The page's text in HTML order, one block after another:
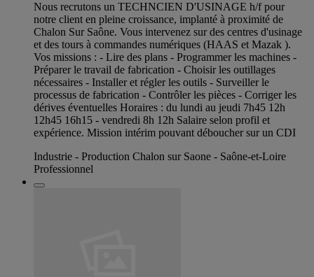
Nous recrutons un TECHNCIEN D'USINAGE h/f pour
notre client en pleine croissance, implanté à proximité de
Chalon Sur Saône. Vous intervenez sur des centres d'usinage
et des tours à commandes numériques (HAAS et Mazak ).
Vos missions : - Lire des plans - Programmer les machines -
Préparer le travail de fabrication - Choisir les outillages
nécessaires - Installer et régler les outils - Surveiller le
processus de fabrication - Contrôler les pièces - Corriger les
dérives éventuelles Horaires : du lundi au jeudi 7h45 12h
12h45 16h15 - vendredi 8h 12h Salaire selon profil et
expérience. Mission intérim pouvant déboucher sur un CDI
Industrie - Production Chalon sur Saone - Saône-et-Loire
Professionnel